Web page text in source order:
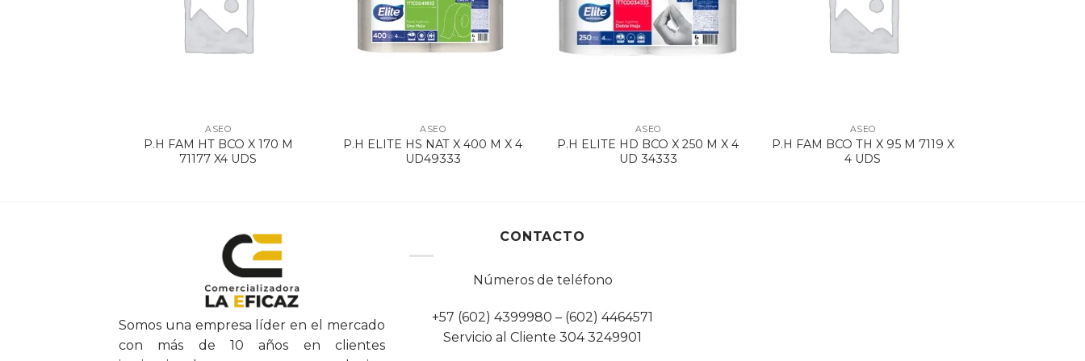
ASEO
P.H FAM HT BCO X 170 M
71177 X4 UDS
ASEO
P.H ELITE HS NAT X 400 M X 4
UD49333
ASEO
P.H ELITE HD BCO X 250 M X 4
UD 34333
ASEO
P.H FAM BCO TH X 95 M 7119 X
4 UDS
Somos una empresa líder en el mercado
con más de 10 años en clientes
CONTACTO
Números de teléfono
+57 (602) 4399980 – (602) 4464571
Servicio al Cliente 304 3249901